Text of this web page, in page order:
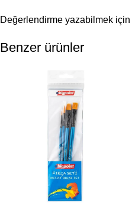
Değerlendirme yazabilmek için
Benzer ürünler